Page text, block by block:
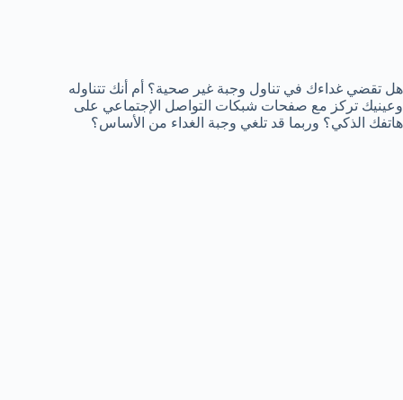
هل تقضي غداءك في تناول وجبة غير صحية؟ أم أنك تتناوله
وعينيك تركز مع صفحات شبكات التواصل الإجتماعي على
هاتفك الذكي؟ وربما قد تلغي وجبة الغداء من الأساس؟